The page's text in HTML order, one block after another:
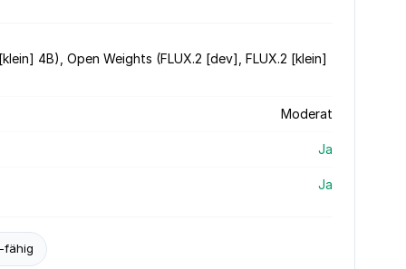
4B), Open Weights (FLUX.2 [dev], FLUX.2 [klein]
Moderat
Ja
Ja
fähig